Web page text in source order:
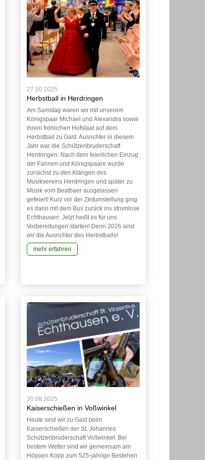
27.10.2025
Herbstball in Herdringen
Am Samstag waren wir mit unserem
Königspaar Michael und Alexandra sowie
ihrem fröhlichen Hofstaat auf dem
Herbstball zu Gast. Ausrichter in diesem
Jahr war die Schützenbruderschaft
Herdringen. Nach dem feierlichen Einzug
der Fahnen und Königspaare wurde
zunächst zu den Klängen des
Musikvereins Herdringen und später zu
Musik vom Beatbaer ausgelassen
gefeiert! Kurz vor der Zeitumstellung ging
es dann mit dem Bus zurück ins stromlose
Echthausen. Jetzt heißt es für uns:
Vorbereitungen starten! Denn 2026 sind
wir die Ausrichter des Herbstballs!
mehr erfahren
30.08.2025
Kaiserschießen in Voßwinkel
Heute sind wir zu Gast beim
Kaiserschießen der St. Johannes
Schützenbruderschaft Voßwinkel. Bei
bestem Wetter sind wir gemeinsam am
Höppen Kopp zum 525-jährige Bestehen